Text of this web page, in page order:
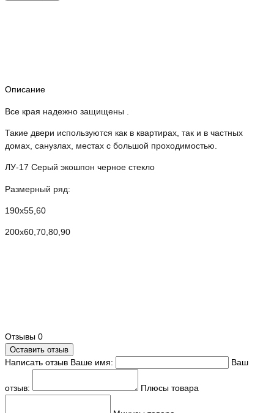
Описание
Все края надежно защищены .
Такие двери используются как в квартирах, так и в частных
домах, санузлах, местах с большой проходимостью.
ЛУ-17 Серый экошпон черное стекло
Размерный ряд:
190х55,60
200х60,70,80,90
Отзывы 0
Оставить отзыв
Написать отзыв Ваше имя: Ваш
отзыв: Плюсы товара